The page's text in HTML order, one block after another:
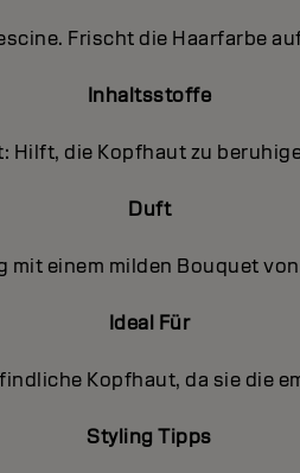
Frischt die Haarfarbe
Inhaltsstoffe
Hilft, die Kopfhaut zu
Duft
einem milden Bouquet
Ideal Für
Kopfhaut, da sie die
Styling Tipps